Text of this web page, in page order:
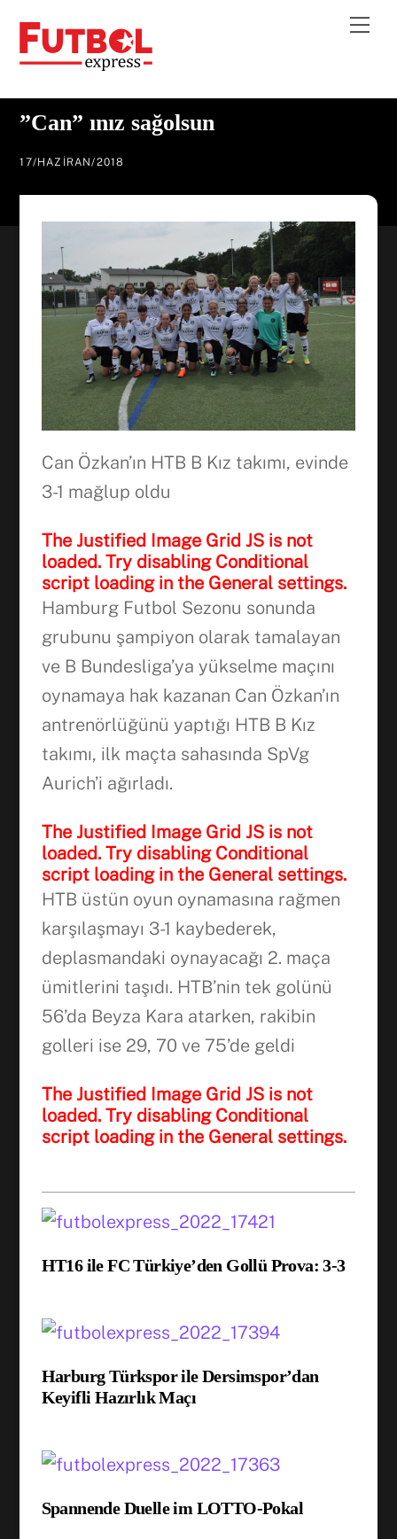
content
”Can” ınız sağolsun
17/HAZIRAN/2018
Can Özkan’ın HTB B Kız takımı, evinde
3-1 mağlup oldu
The Justified Image Grid JS is not
loaded. Try disabling Conditional
script loading in the General settings.
Hamburg Futbol Sezonu sonunda
grubunu şampiyon olarak tamalayan
ve B Bundesliga’ya yükselme maçını
oynamaya hak kazanan Can Özkan’ın
antrenörlüğünü yaptığı HTB B Kız
takımı, ilk maçta sahasında SpVg
Aurich’i ağırladı.
The Justified Image Grid JS is not
loaded. Try disabling Conditional
script loading in the General settings.
HTB üstün oyun oynamasına rağmen
karşılaşmayı 3-1 kaybederek,
deplasmandaki oynayacağı 2. maça
ümitlerini taşıdı. HTB’nin tek golünü
56’da Beyza Kara atarken, rakibin
golleri ise 29, 70 ve 75’de geldi
The Justified Image Grid JS is not
loaded. Try disabling Conditional
script loading in the General settings.
HT16 ile FC Türkiye’den Gollü Prova: 3-3
Harburg Türkspor ile Dersimspor’dan
Keyifli Hazırlık Maçı
Spannende Duelle im LOTTO-Pokal